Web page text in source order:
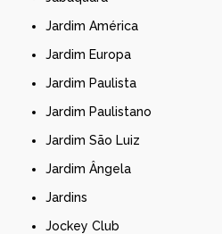
Jardim América
Jardim Europa
Jardim Paulista
Jardim Paulistano
Jardim São Luiz
Jardim Ângela
Jardins
Jockey Club